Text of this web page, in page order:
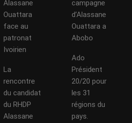
Alassane
Ouattara
face au
patronat
Ivoirien
La
rencontre
du candidat
du RHDP
Alassane
campagne
d’Alassane
Ouattara a
Abobo
Ado
Président
20/20 pour
les 31
régions du
pays.